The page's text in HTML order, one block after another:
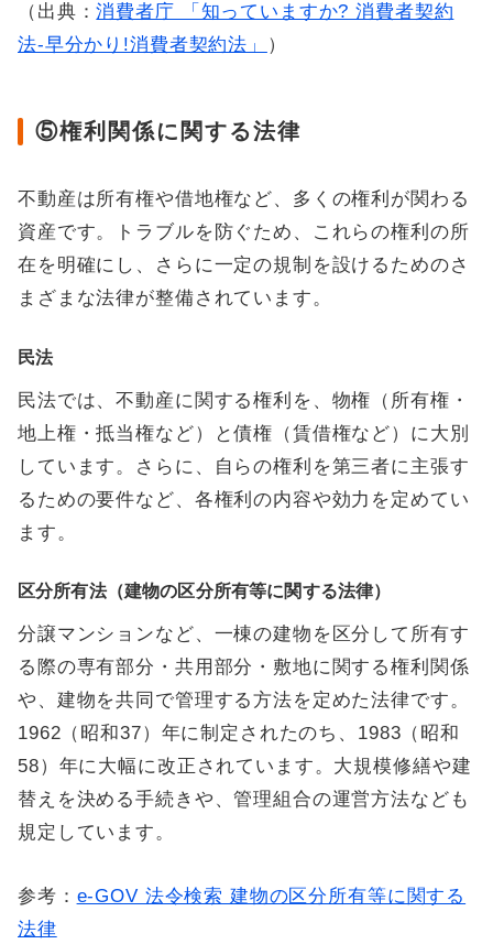
（出典：消費者庁 「知っていますか? 消費者契約
法-早分かり!消費者契約法」
）
⑤権利関係に関する法律
不動産は所有権や借地権など、多くの権利が関わる
資産です。トラブルを防ぐため、これらの権利の所
在を明確にし、さらに一定の規制を設けるためのさ
まざまな法律が整備されています。
民法
民法では、不動産に関する権利を、物権（所有権・
地上権・抵当権など）と債権（賃借権など）に大別
しています。さらに、自らの権利を第三者に主張す
るための要件など、各権利の内容や効力を定めてい
ます。
区分所有法（建物の区分所有等に関する法律）
分譲マンションなど、一棟の建物を区分して所有す
る際の 専有部分・共用部分・敷地に関する権利関係
や、建物を共同で管理する方法を定めた法律です。
1962（昭和37）年に制定されたのち、1983（昭和
58）年に大幅に改正されています。大規模修繕や建
替えを決める手続きや、管理組合の運営方法なども
規定しています。
参考： e-GOV 法令検索 建物の区分所有等に関する
法律